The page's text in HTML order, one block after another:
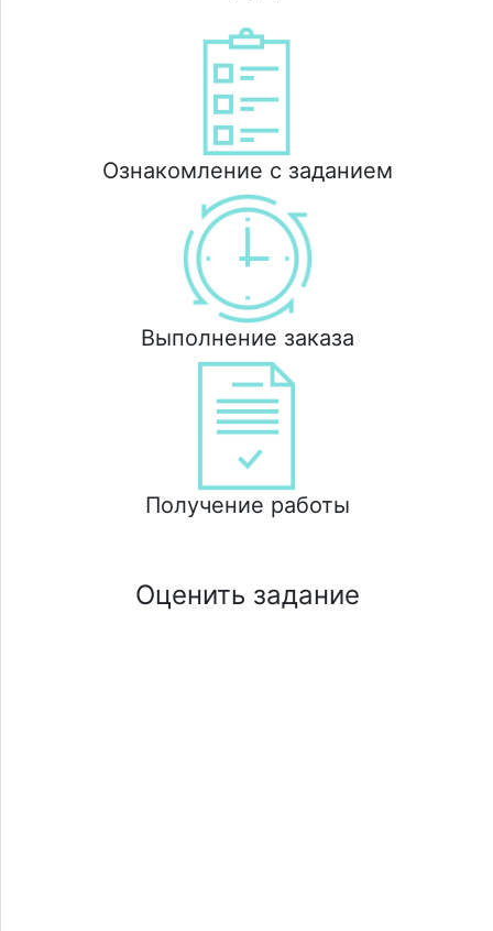
Ознакомление с заданием
Выполнение заказа
Получение работы
Оценить задание